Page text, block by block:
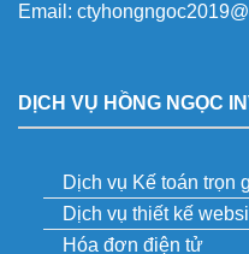
Email:
DỊCH VỤ HỒNG NGỌC
Dịch vụ Kế toán trọn
Dịch vụ thiết kế
Hóa đơn điện tử